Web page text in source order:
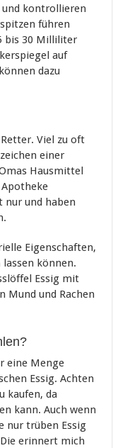
kontrollieren
führen
bis 30 Milliliter
auf
dazu
Viel zu oft
einer
Hausmittel
nur und haben
Eigenschaften,
können.
Essig mit
Mund und Rachen
eine Menge
Essig. Achten
kaufen, da
kann. Auch wenn
nur trüben Essig
erinnert mich